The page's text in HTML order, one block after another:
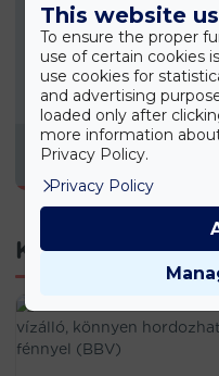
KONYHAI
Kapcsolódó
This website
To ensure the proper
use of certain cookies
use cookies for
and advertising
loaded only after
more information
Privacy Policy.
Privacy Policy